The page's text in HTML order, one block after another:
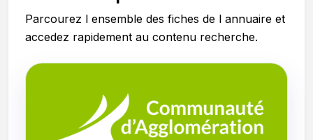
Parcourez l ensemble des fiches de l annuaire et
accedez rapidement au contenu recherche.